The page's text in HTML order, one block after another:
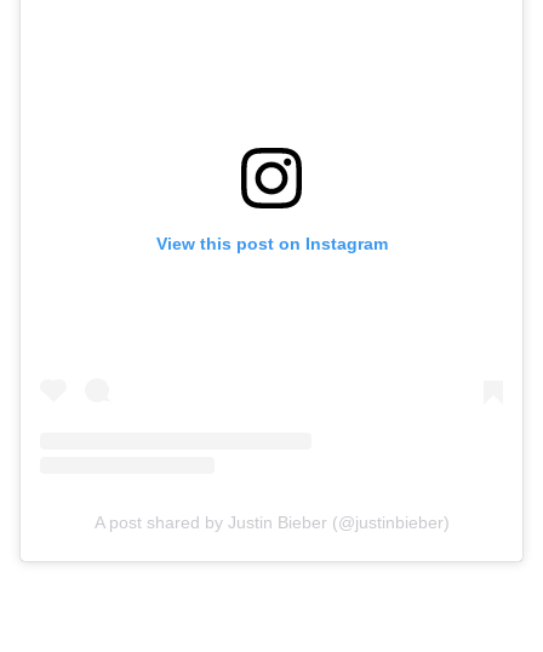
View this post on Instagram
A post shared by Justin Bieber (@justinbieber)